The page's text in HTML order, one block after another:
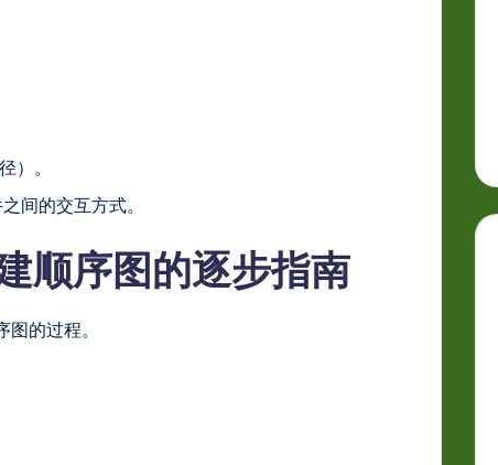
）。
间的交互方式。
顺序图的逐步指南
的过程。